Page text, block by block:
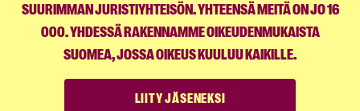
SUURIMMAN JURISTIYHTEISÖN. YHTEENSÄ MEITÄ ON JO 16
000. YHDESSÄ RAKENNAMME OIKEUDENMUKAISTA
SUOMEA, JOSSA OIKEUS KUULUU KAIKILLE.
LIITY JÄSENEKSI